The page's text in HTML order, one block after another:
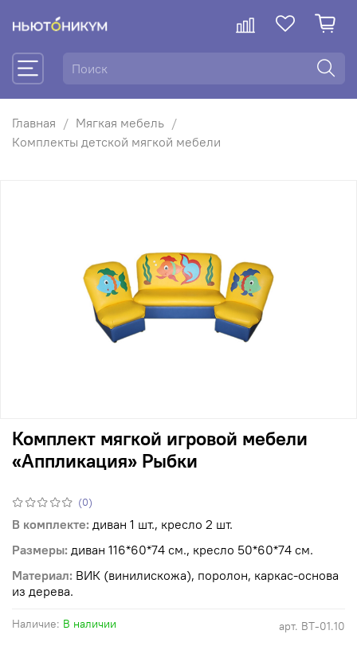
Главная
Мягкая мебель
Комплекты детской мягкой мебели
(0)
арт. ВТ-01.10
Наличие: В наличии
Комплект мягкой игровой мебели
«Аппликация» Рыбки
В комплекте: диван 1 шт., кресло 2 шт.
Размеры: диван 116*60*74 см., кресло 50*60*74 см.
Материал: ВИК (винилискожа), поролон, каркас-основа
из дерева.